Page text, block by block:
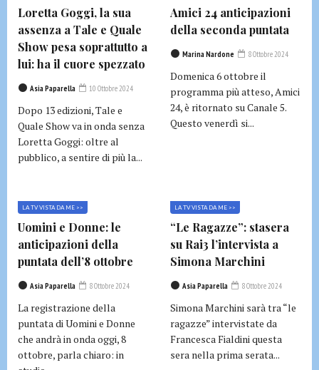
Loretta Goggi, la sua
assenza a Tale e Quale
Show pesa soprattutto a
lui: ha il cuore spezzato
Asia Paparella 10 Ottobre 2024
Dopo 13 edizioni, Tale e
Quale Show va in onda senza
Loretta Goggi: oltre al
pubblico, a sentire di più la...
Amici 24 anticipazioni
della seconda puntata
Marina Nardone 8 Ottobre 2024
Domenica 6 ottobre il
programma più atteso, Amici
24, è ritornato su Canale 5.
Questo venerdì si...
LA TV VISTA DA ME >>
Uomini e Donne: le
anticipazioni della
puntata dell’8 ottobre
Asia Paparella 8 Ottobre 2024
La registrazione della
puntata di Uomini e Donne
che andrà in onda oggi, 8
ottobre, parla chiaro: in
LA TV VISTA DA ME >>
“Le Ragazze”: stasera
su Rai3 l’intervista a
Simona Marchini
Asia Paparella 8 Ottobre 2024
Simona Marchini sarà tra “le
ragazze” intervistate da
Francesca Fialdini questa
sera nella prima serata...